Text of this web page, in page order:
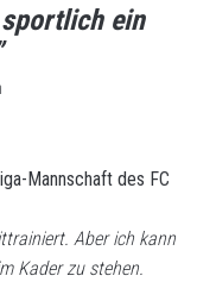
ein
Mannschaft des FC
Aber ich kann
Kader zu stehen.